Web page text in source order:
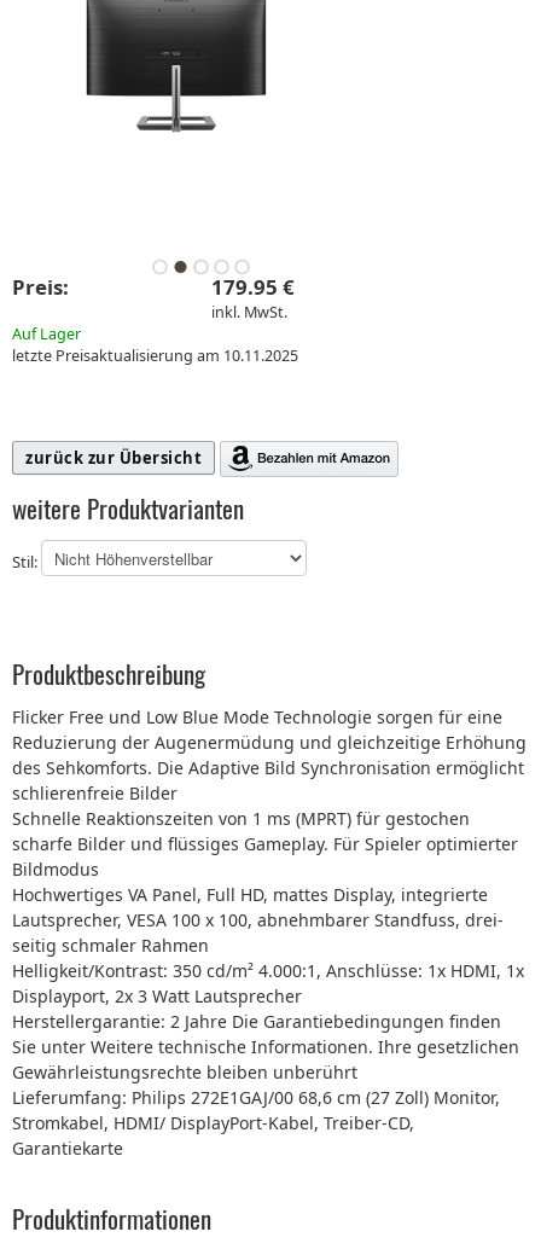
Preis: 179.95 €
inkl. MwSt.
Auf Lager
letzte Preisaktualisierung am 10.11.2025
zurück zur Übersicht
weitere Produktvarianten
Stil:
Produktbeschreibung
Flicker Free und Low Blue Mode Technologie sorgen für eine
Reduzierung der Augenermüdung und gleichzeitige Erhöhung
des Sehkomforts. Die Adaptive Bild Synchronisation ermöglicht
schlierenfreie Bilder
Schnelle Reaktionszeiten von 1 ms (MPRT) für gestochen
scharfe Bilder und flüssiges Gameplay. Für Spieler optimierter
Bildmodus
Hochwertiges VA Panel, Full HD, mattes Display, integrierte
Lautsprecher, VESA 100 x 100, abnehmbarer Standfuss, drei-
seitig schmaler Rahmen
Helligkeit/Kontrast: 350 cd/m² 4.000:1, Anschlüsse: 1x HDMI, 1x
Displayport, 2x 3 Watt Lautsprecher
Herstellergarantie: 2 Jahre Die Garantiebedingungen finden
Sie unter Weitere technische Informationen. Ihre gesetzlichen
Gewährleistungsrechte bleiben unberührt
Lieferumfang: Philips 272E1GAJ/00 68,6 cm (27 Zoll) Monitor,
Stromkabel, HDMI/ DisplayPort-Kabel, Treiber-CD,
Garantiekarte
Produktinformationen